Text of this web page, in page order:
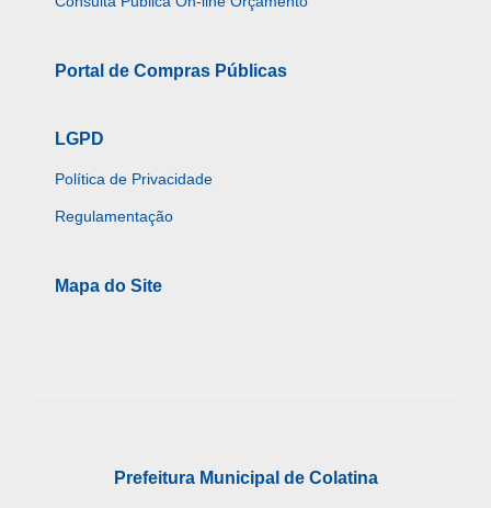
Portal de Compras Públicas
LGPD
Política de Privacidade
Regulamentação
Mapa do Site
Prefeitura Municipal de Colatina